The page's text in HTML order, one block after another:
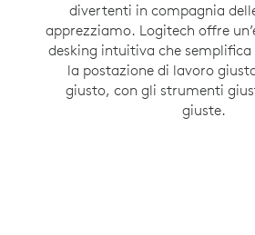
divertenti in compagnia
apprezziamo. Logitech offre
desking intuitiva che semplifica
la postazione di lavoro
giusto, con gli strumenti
giuste.